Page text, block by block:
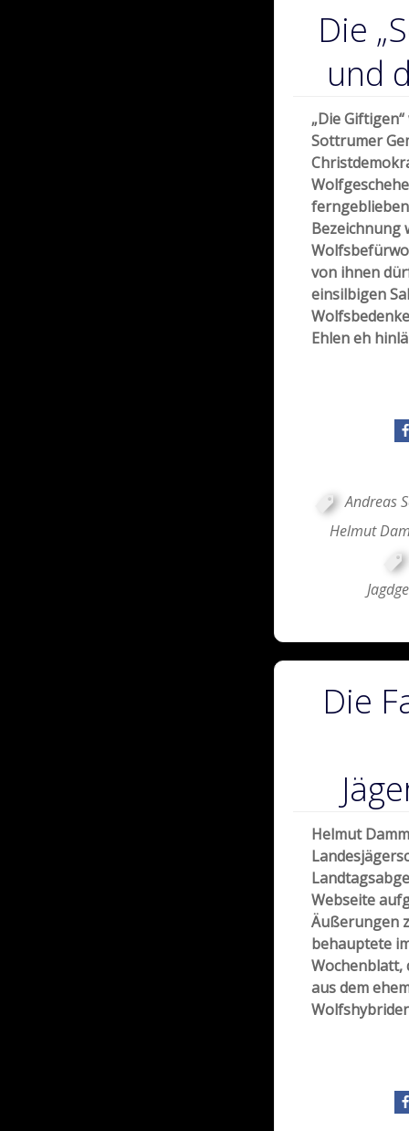
Die
und
„Die
Sottrumer
Bezeichnung
von ihnen
einsilbigen
Ehlen eh
Andreas
Helmut
Die
Helmut
Webseite
Äußerungen
behauptete
Wochenblatt,
aus dem